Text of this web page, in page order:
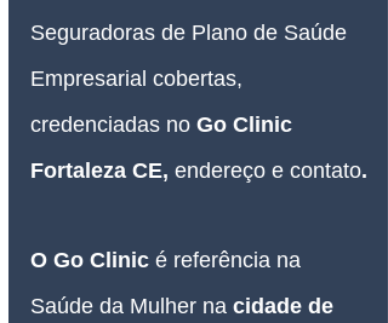
Seguradoras de Plano de Saúde
Empresarial cobertas,
credenciadas no Go Clinic
Fortaleza CE, endereço e contato.
O Go Clinic é referência na
Saúde da Mulher na cidade de